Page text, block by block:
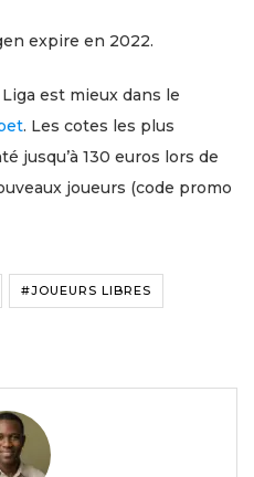
expire en 2022.
est mieux dans le
. Les cotes les plus
jusqu’à 130 euros lors de
joueurs (code promo
#JOUEURS LIBRES